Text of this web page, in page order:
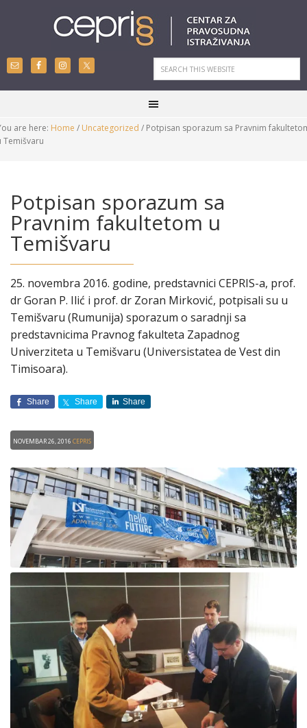
are here: Home / Uncategorized / Potpisan sporazum sa Pravnim
Temišvaru
Potpisan sporazum sa
Pravnim fakultetom u
Temišvaru
25. novembra 2016. godine, predstavnici CEPRIS-a, prof.
dr Goran P. Ilić i prof. dr Zoran Mirković, potpisali su u
Temišvaru (Rumunija) sporazum o saradnji sa
predstavnicima Pravnog fakulteta Zapadnog
Univerziteta u Temišvaru (Universistatea de Vest din
Timisoara).
Share Share Share
Novembar 26, 2016CEPRIS